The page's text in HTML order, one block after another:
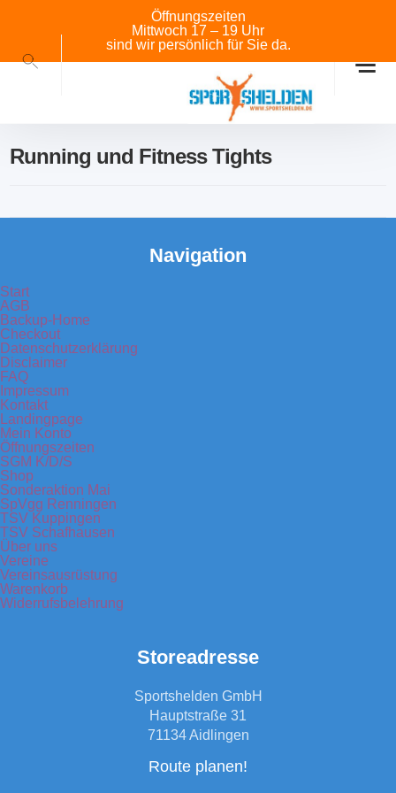
Öffnungszeiten
Mittwoch 17 – 19 Uhr
sind wir persönlich für Sie da.
Running und Fitness Tights
Navigation
Start
AGB
Backup-Home
Checkout
Datenschutzerklärung
Disclaimer
FAQ
Impressum
Kontakt
Landingpage
Mein Konto
Öffnungszeiten
SGM K/D/S
Shop
Sonderaktion Mai
SpVgg Renningen
TSV Kuppingen
TSV Schafhausen
Über uns
Vereine
Vereinsausrüstung
Warenkorb
Widerrufsbelehrung
Storeadresse
Sportshelden GmbH
Hauptstraße 31
71134 Aidlingen
Route planen!